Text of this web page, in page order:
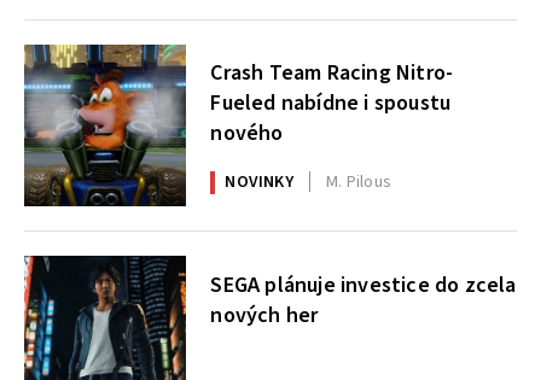
Crash Team Racing Nitro-
Fueled nabídne i spoustu
nového
NOVINKY M. Pilous
SEGA plánuje investice do zcela
nových her